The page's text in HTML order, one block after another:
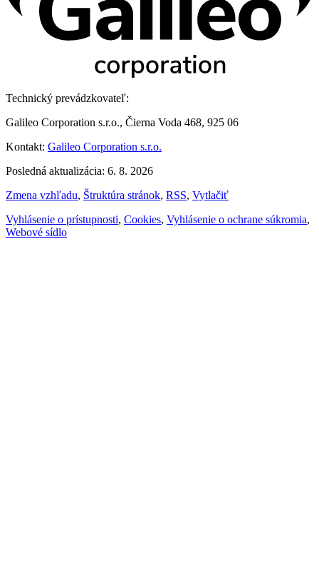
Technický prevádzkovateľ:
Galileo Corporation s.r.o., Čierna Voda 468, 925 06
Kontakt: Galileo Corporation s.r.o.
Posledná aktualizácia: 6. 8. 2026
Zmena vzhľadu, Štruktúra stránok, RSS, Vytlačiť
Vyhlásenie o prístupnosti, Cookies, Vyhlásenie o ochrane súkromia,
Webové sídlo